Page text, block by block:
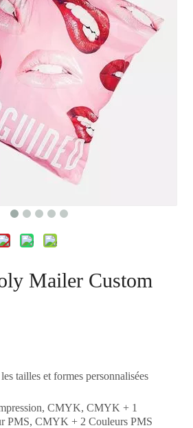
Mailer Custom
tailles et formes personnalisées
CMYK, CMYK + 1
PMS, CMYK + 2 Couleurs PMS